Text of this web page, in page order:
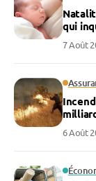
qui
7 Août
6 Août